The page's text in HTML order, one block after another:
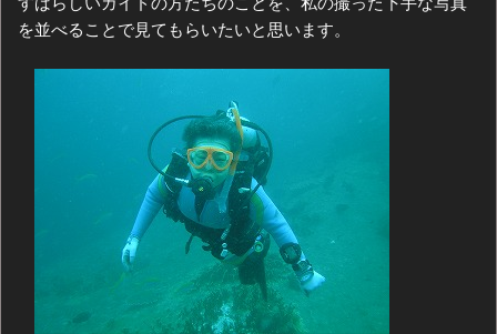
を並べることで見てもらいたいと思います。